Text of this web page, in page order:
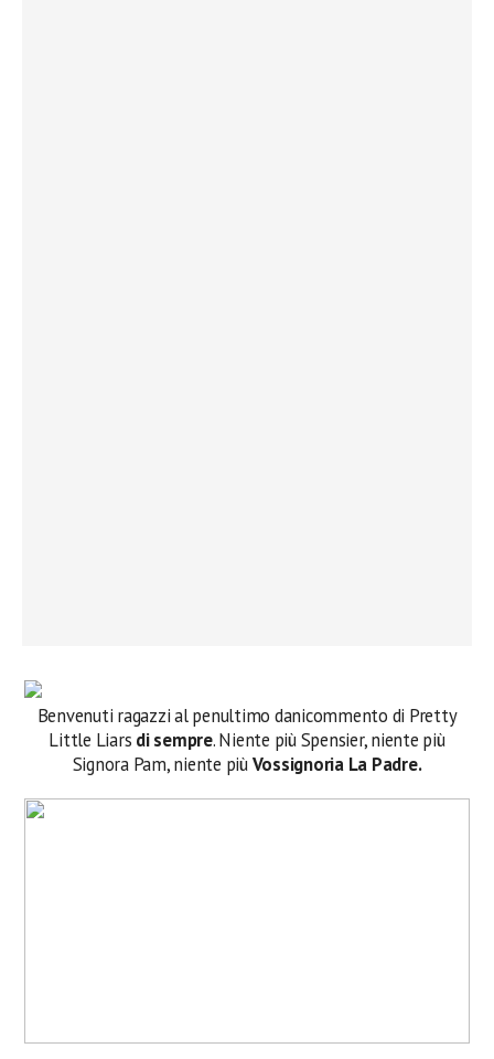
Benvenuti ragazzi al penultimo danicommento di Pretty
Little Liars di sempre. Niente più Spensier, niente più
Signora Pam, niente piùVossignoria La Padre.